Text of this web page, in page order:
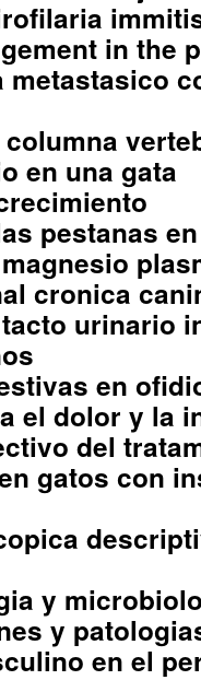
in the
metastasico
en una gata
pestanas
cronica
urinario
en
el dolor y la
del
gatos con
y
y
en el